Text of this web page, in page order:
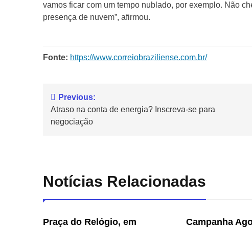
vamos ficar com um tempo nublado, por exemplo. Não
presença de nuvem”, afirmou.
Fonte: https://www.correiobraziliense.com.br/
Previous:
Atraso na conta de energia? Inscreva-se para
negociação
Notícias Relacionadas
Praça do Relógio, em
Campanha